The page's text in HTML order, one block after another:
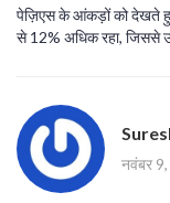
पेज़िएस के आंकड़ों को देखते
से 12% अधिक रहा, जिससे
नवंबर